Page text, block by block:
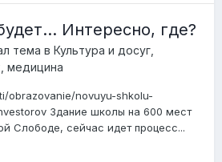
Интересно, где?
тема в Культура и досуг,
медицина
obrazovanie/novuyu-shkolu-
Здание школы на 600 мест
Слободе, сейчас идет процесс...